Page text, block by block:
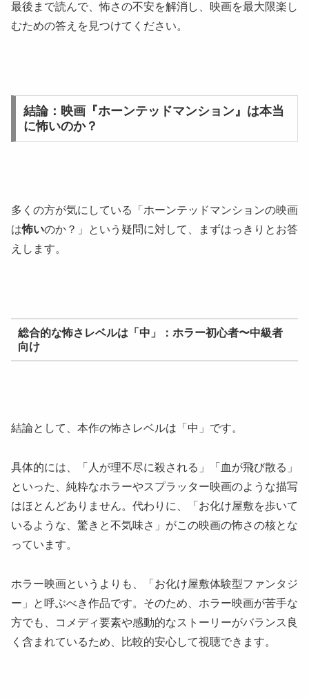
最後まで読んで、怖さの不安を解消し、映画を最大限楽し
むための答えを見つけてください。
結論：映画『ホーンテッドマンション』は本当
に怖いのか？
多くの方が気にしている「ホーンテッドマンションの映画
は怖いのか？」という疑問に対して、まずはっきりとお答
えします。
総合的な怖さレベルは「中」：ホラー初心者〜中級者
向け
結論として、本作の怖さレベルは「中」です。
具体的には、「人が理不尽に殺される」「血が飛び散る」
といった、純粋なホラーやスプラッター映画のような描写
はほとんどありません。代わりに、「お化け屋敷を歩いて
いるような、驚きと不気味さ」がこの映画の怖さの核とな
っています。
ホラー映画というよりも、「お化け屋敷体験型ファンタジ
ー」と呼ぶべき作品です。そのため、ホラー映画が苦手な
方でも、コメディ要素や感動的なストーリーがバランス良
く含まれているため、比較的安心して視聴できます。